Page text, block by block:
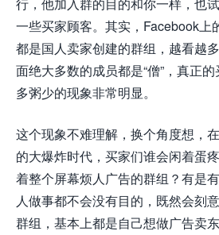
行，他加入群的目的和你一样，也
一些买家顾客。其实，Facebook上
都是国人卖家创建的群组，越看越
面绝大多数的成员都是“僧”，真正
多粥少的现象非常明显。
这个现象不难理解，换个角度想，
的大爆炸时代，买家们谁会闲着蛋
着整个屏幕烦人广告的群组？有是
人做事都不会没有目的，既然会刻
群组，基本上都是自己想做广告卖